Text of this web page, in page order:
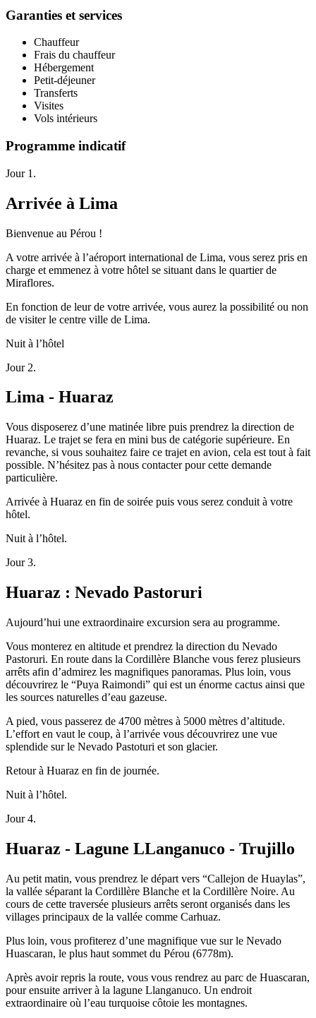
Garanties et services
Chauffeur
Frais du chauffeur
Hébergement
Petit-déjeuner
Transferts
Visites
Vols intérieurs
Programme indicatif
Jour 1.
Arrivée à Lima
Bienvenue au Pérou !
A votre arrivée à l’aéroport international de Lima, vous serez pris en
charge et emmenez à votre hôtel se situant dans le quartier de
Miraflores.
En fonction de leur de votre arrivée, vous aurez la possibilité ou non
de visiter le centre ville de Lima.
Nuit à l’hôtel
Jour 2.
Lima - Huaraz
Vous disposerez d’une matinée libre puis prendrez la direction de
Huaraz. Le trajet se fera en mini bus de catégorie supérieure. En
revanche, si vous souhaitez faire ce trajet en avion, cela est tout à fait
possible. N’hésitez pas à nous contacter pour cette demande
particulière.
Arrivée à Huaraz en fin de soirée puis vous serez conduit à votre
hôtel.
Nuit à l’hôtel.
Jour 3.
Huaraz : Nevado Pastoruri
Aujourd’hui une extraordinaire excursion sera au programme.
Vous monterez en altitude et prendrez la direction du Nevado
Pastoruri. En route dans la Cordillère Blanche vous ferez plusieurs
arrêts afin d’admirez les magnifiques panoramas. Plus loin, vous
découvrirez le “Puya Raimondi” qui est un énorme cactus ainsi que
les sources naturelles d’eau gazeuse.
A pied, vous passerez de 4700 mètres à 5000 mètres d’altitude.
L’effort en vaut le coup, à l’arrivée vous découvrirez une vue
splendide sur le Nevado Pastoturi et son glacier.
Retour à Huaraz en fin de journée.
Nuit à l’hôtel.
Jour 4.
Huaraz - Lagune LLanganuco - Trujillo
Au petit matin, vous prendrez le départ vers “Callejon de Huaylas”,
la vallée séparant la Cordillère Blanche et la Cordillère Noire. Au
cours de cette traversée plusieurs arrêts seront organisés dans les
villages principaux de la vallée comme Carhuaz.
Plus loin, vous profiterez d’une magnifique vue sur le Nevado
Huascaran, le plus haut sommet du Pérou (6778m).
Après avoir repris la route, vous vous rendrez au parc de Huascaran,
pour ensuite arriver à la lagune Llanganuco. Un endroit
extraordinaire où l’eau turquoise côtoie les montagnes.